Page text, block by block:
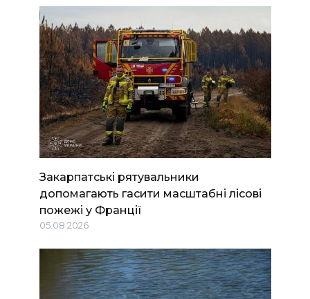
Закарпатські рятувальники
допомагають гасити масштабні лісові
пожежі у Франції
05.08.2026